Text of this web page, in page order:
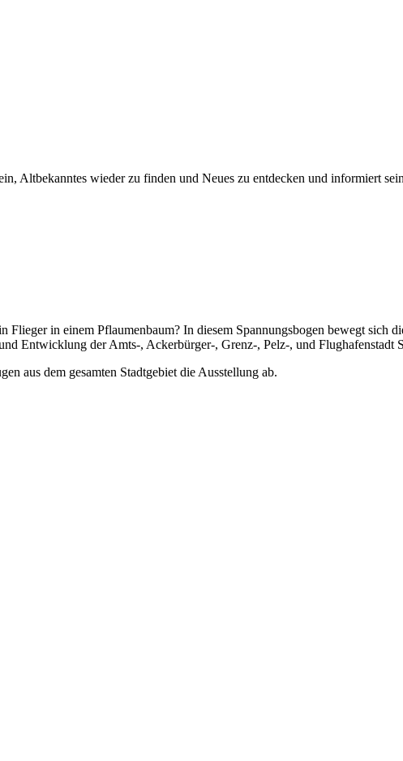
Altbekanntes wieder zu finden und Neues zu entdecken und informiert
in einem Pflaumenbaum? In diesem Spannungsbogen bewegt sich
Entwicklung der Amts-, Ackerbürger-, Grenz-, Pelz-, und Flughafenstadt
aus dem gesamten Stadtgebiet die Ausstellung ab.